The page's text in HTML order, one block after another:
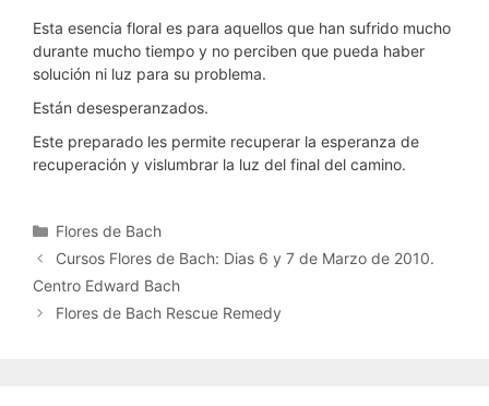
Esta esencia floral es para aquellos que han sufrido mucho
durante mucho tiempo y no perciben que pueda haber
solución ni luz para su problema.
Están desesperanzados.
Este preparado les permite recuperar la esperanza de
recuperación y vislumbrar la luz del final del camino.
Categorías
Flores de Bach
Cursos Flores de Bach: Dias 6 y 7 de Marzo de 2010.
Centro Edward Bach
Flores de Bach Rescue Remedy